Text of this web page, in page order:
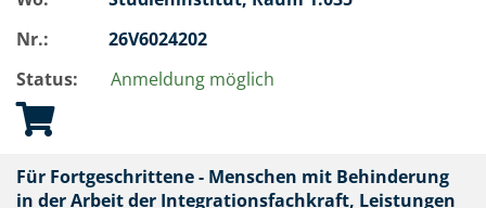
Nr.:
26V6024202
Status:
Anmeldung möglich
Für Fortgeschrittene - Menschen mit Behinderung
in der Arbeit der Integrationsfachkraft, Leistungen